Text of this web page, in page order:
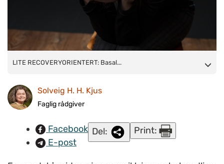
LITE RECOVERYORIENTERT: Basal eksponeringsterapi
Da er det lite recoveryorientert å presentere det som eneste
utvei, mener Solveig Kjus. Kronikkforfatteren har selv opplevd
www.colourbox.com)
LITE RECOVERYORIENTERT: Basal...
Solveig H. H. Kjus
Faglig rådgiver
Facebook
E-post
Del: Print: